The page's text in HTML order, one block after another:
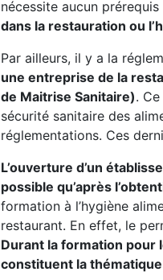
nécessite aucun
dans la restauration ou
Par ailleurs, il y a la
une entreprise de la
de Maitrise Sanitaire).
sécurité sanitaire des
réglementations. Ces
L’ouverture d’un
possible qu’après
formation à l’hygiène
restaurant. En effet, le
Durant la formation pour
constituent la